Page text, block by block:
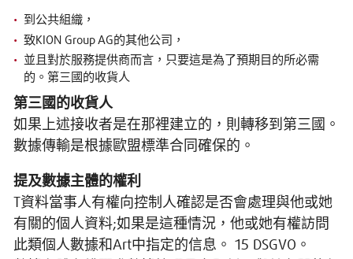
到公共組織，
致KION Group AG的其他公司，
並且對於服務提供商而言，只要這是為了預期目的所必需
的。第三國的收貨人
第三國的收貨人
如果上述接收者是在那裡建立的，則轉移到第三國。
數據傳輸是根據歐盟標準合同確保的。
提及數據主體的權利
T資料當事人有權向控制人確認是否會處理與他或她
有關的個人資料;如果是這種情況，他或她有權訪問
此類個人數據和Art中指定的信息。 15 DSGVO。